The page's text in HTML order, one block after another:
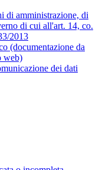
di amministrazione, di
di cui all'art. 14, co.
2013
(documentazione da
web)
dei dati